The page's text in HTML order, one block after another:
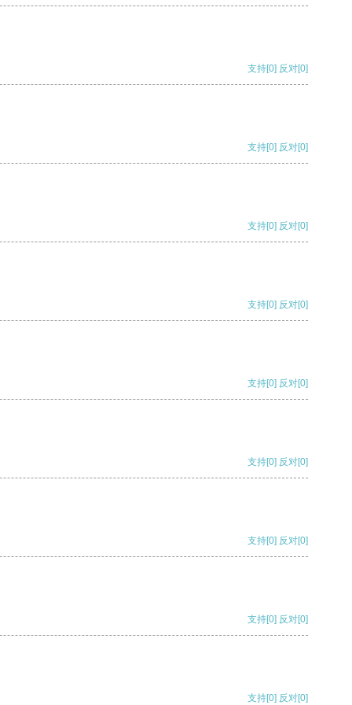
支持[0] 反对[0]
支持[0] 反对[0]
支持[0] 反对[0]
支持[0] 反对[0]
支持[0] 反对[0]
支持[0] 反对[0]
支持[0] 反对[0]
支持[0] 反对[0]
支持[0] 反对[0]